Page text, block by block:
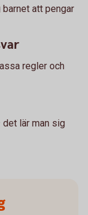
att pengar
regler och
lär man sig